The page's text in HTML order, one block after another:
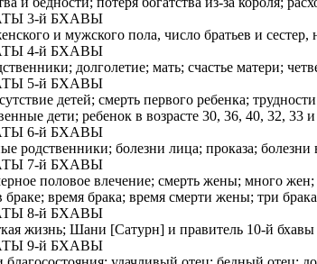
3-й БХAВЫ
и мужского пола, число братьев и
4-й БХAВЫ
долголетие; мать; счастье матери;
5-й БХAВЫ
детей; смерть первого ребенка;
дети; ребенок в возрасте 30, 36, 40, 32, 33
6-й БХAВЫ
родственники; болезни лица; проказа;
7-й БХAВЫ
половое влечение; смерть жены; много
браке; время брака; время смерти жены; три
8-й БХAВЫ
жизнь; Шани [Сатурн] и правитель 10-й бхaвы
9-й БХAВЫ